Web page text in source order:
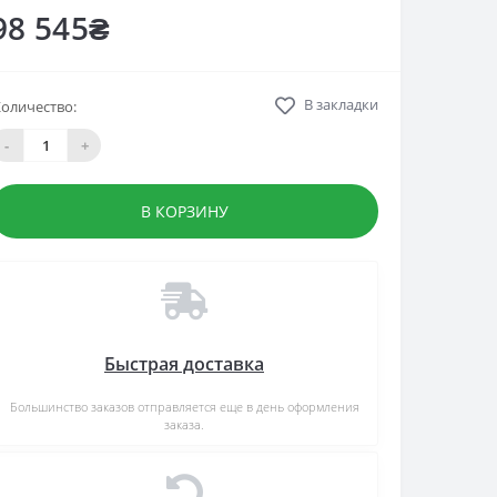
545₴
-
+
В закладки
В КОРЗИНУ
Быстрая доставка
Большинство заказов отправляется еще в день оформления
заказа.